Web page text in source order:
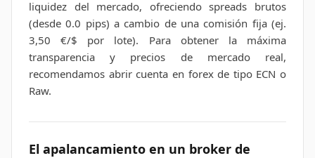
liquidez del mercado, ofreciendo spreads brutos
(desde 0.0 pips) a cambio de una comisión fija (ej.
3,50 €/$ por lote). Para obtener la máxima
transparencia y precios de mercado real,
recomendamos abrir cuenta en forex de tipo ECN o
Raw.
El apalancamiento en un broker de